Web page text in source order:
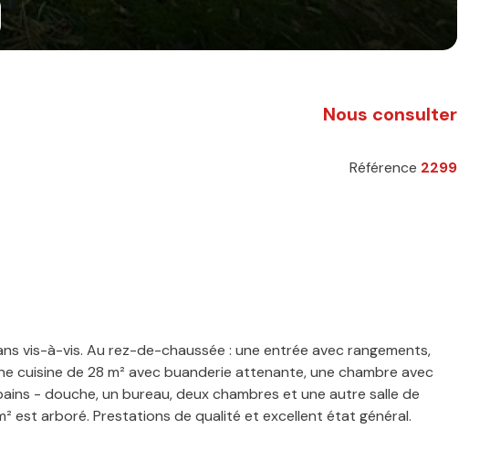
Nous consulter
Référence 2299
vis-à-vis. Au rez-de-chaussée : une entrée avec rangements,
cuisine de 28 m² avec buanderie attenante, une chambre avec
- douche, un bureau, deux chambres et une autre salle de
est arboré. Prestations de qualité et excellent état général.